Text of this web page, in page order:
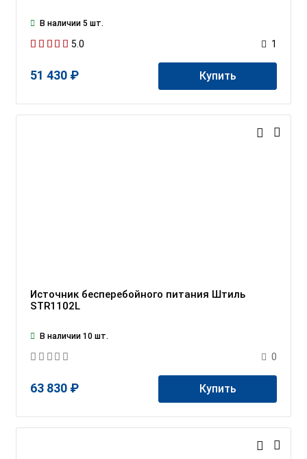
В наличии 5 шт.
5.0 1
51 430 ₽ Купить
Источник бесперебойного питания Штиль
STR1102L
В наличии 10 шт.
0
63 830 ₽ Купить